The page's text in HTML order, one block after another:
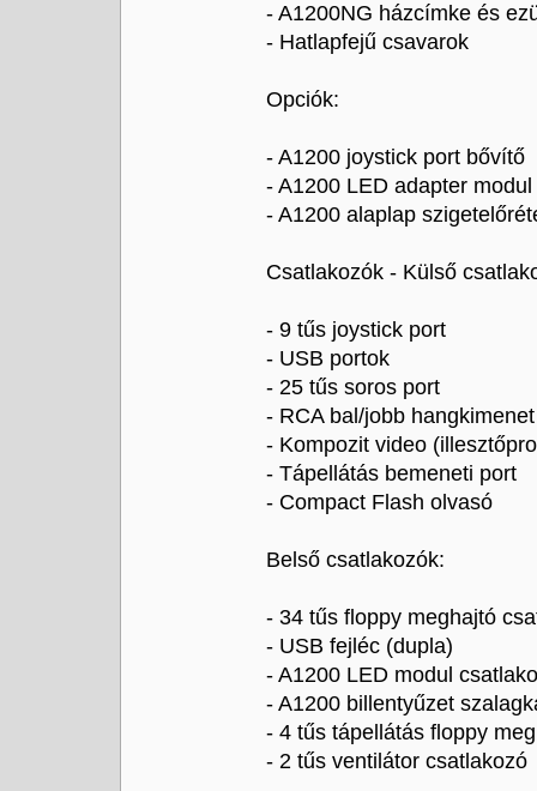
- A1200NG házcímke és
- Hatlapfejű csavarok
Opciók:
- A1200 joystick port bővítő
- A1200 LED adapter modul
- A1200 alaplap
Csatlakozók - Külső
- 9 tűs joystick port
- USB portok
- 25 tűs soros port
- RCA bal/jobb hangkimenet
- Kompozit video
- Tápellátás bemeneti port
- Compact Flash olvasó
Belső csatlakozók:
- 34 tűs floppy meghajtó
- USB fejléc (dupla)
- A1200 LED modul
- A1200 billentyűzet
- 4 tűs tápellátás floppy
- 2 tűs ventilátor csatlakozó